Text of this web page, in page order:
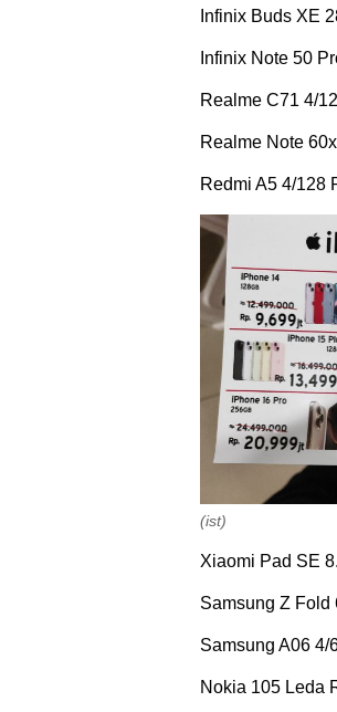
Infinix Buds XE
Infinix Note 50
Realme C71 4/
Realme Note
Redmi A5 4/128
(ist)
Xiaomi Pad SE
Samsung Z
Samsung A06
Nokia 105 Leda